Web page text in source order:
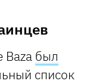
Baza был
список